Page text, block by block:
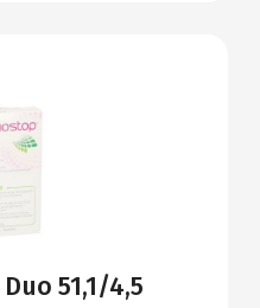
51,1/4,5